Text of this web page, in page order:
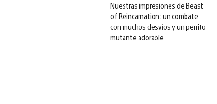
Nuestras impresiones de Beast
of Reincarnation: un combate
con muchos desvíos y un perrito
mutante adorable